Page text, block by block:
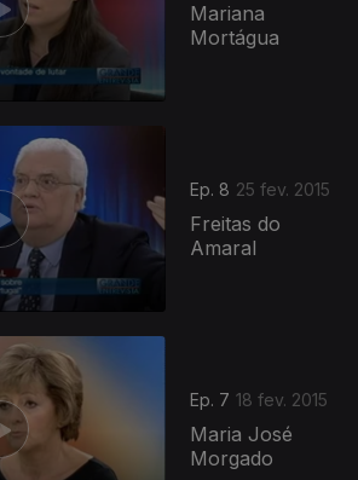
Mariana
Mortágua
Ep. 8 25 fev. 2015
Freitas do
Amaral
Ep. 7 18 fev. 2015
Maria José
Morgado